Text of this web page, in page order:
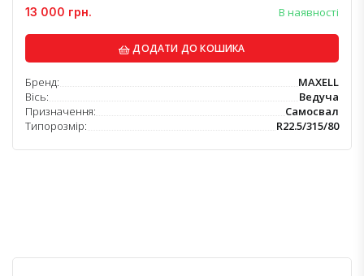
В наявності
13 000 грн.
ДОДАТИ ДО КОШИКА
Бренд:
MAXELL
Вісь:
Ведуча
Призначення:
Самосвал
Типорозмір:
R22.5/315/80